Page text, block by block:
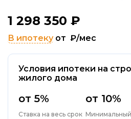
1 298 350 ₽
В ипотекуот ₽/мес
Условия ипотеки на
жилого дома
от 5%
Ставка на весь срок
от 10%